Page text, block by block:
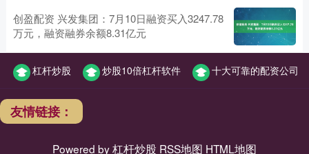
创盈配资 兴发集团：7月10日融资买入3247.78
万元，融资融券余额8.31亿元
杠杆炒股 炒股10倍杠杆软件 十大可靠的配资公司
友情链接：
Powered by杠杆炒股 RSS地图 HTML地图